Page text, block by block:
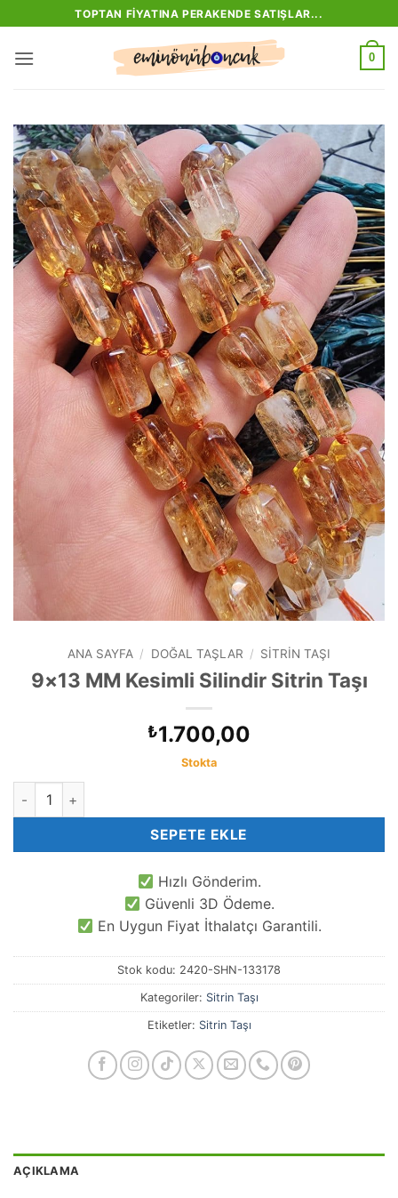
atla
TOPTAN FIYATINA PERAKENDE SATIŞLAR...
0
ANA SAYFA / DOĞAL TAŞLAR / SITRIN TAŞI
9×13 MM Kesimli Silindir Sitrin Taşı
₺1.700,00
Stokta
9x13 MM Kesimli Silindir Sitrin Taşı adet
SEPETE EKLE
Hızlı Gönderim.
Güvenli 3D Ödeme.
En Uygun Fiyat İthalatçı Garantili.
Stok kodu: 2420-SHN-133178
Kategoriler: Sitrin Taşı
Etiketler: Sitrin Taşı
AÇIKLAMA